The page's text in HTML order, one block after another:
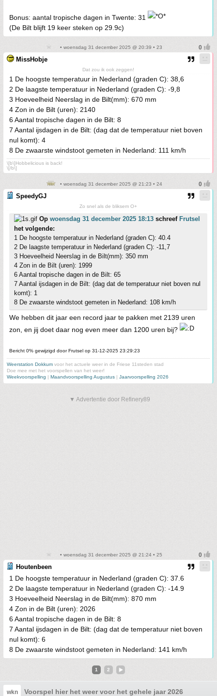
Bonus: aantal tropische dagen in Twente: 31
(De Bilt blijft 19 keer steken op 29.9c)
• woensdag 31 december 2025 @ 20:39 • 23
MissHobje
Dat zou ik ook zeggen!
1 De hoogste temperatuur in Nederland (graden C): 38,6
2 De laagste temperatuur in Nederland (graden C): -9,8
3 Hoeveelheid Neerslag in de Bilt(mm): 670 mm
4 Zon in de Bilt (uren): 2140
6 Aantal tropische dagen in de Bilt: 8
7 Aantal ijsdagen in de Bilt: (dag dat de temperatuur niet boven
nul komt): 4
8 De zwaarste windstoot gemeten in Nederland: 111 km/h
\[b\]Hobbelicious is back!
\[/b\]
• woensdag 31 december 2025 @ 21:23 • 24
SpeedyGJ
Zo snel als de bliksem O+
Op woensdag 31 december 2025 18:13 schreef Frutsel
het volgende:
1 De hoogste temperatuur in Nederland (graden C): 40.4
2 De laagste temperatuur in Nederland (graden C): -11,7
3 Hoeveelheid Neerslag in de Bilt(mm): 350 mm
4 Zon in de Bilt (uren): 1999
6 Aantal tropische dagen in de Bilt: 65
7 Aantal ijsdagen in de Bilt: (dag dat de temperatuur niet boven nul
komt): 1
8 De zwaarste windstoot gemeten in Nederland: 108 km/h
We hebben dit jaar een record jaar te pakken met 2139 uren
zon, en jij doet daar nog even meer dan 1200 uren bij?
Bericht 0% gewijzigd door Frutsel op 31-12-2025 23:29:23
Weerstation Dokkum voor het actuele weer in de Friese 11steden stad
Doe mee met het voorspellen van het weer!
Weekvoorspelling | Maandvoorspelling Augustus | Jaarvoorspelling 2026
▼ Advertentie door Refinery89
• woensdag 31 december 2025 @ 21:24 • 25
Houtenbeen
1 De hoogste temperatuur in Nederland (graden C): 37.6
2 De laagste temperatuur in Nederland (graden C): -14.9
3 Hoeveelheid Neerslag in de Bilt(mm): 870 mm
4 Zon in de Bilt (uren): 2026
6 Aantal tropische dagen in de Bilt: 8
7 Aantal ijsdagen in de Bilt: (dag dat de temperatuur niet boven
nul komt): 6
8 De zwaarste windstoot gemeten in Nederland: 141 km/h
1 2
wkn Voorspel hier het weer voor het gehele jaar 2026